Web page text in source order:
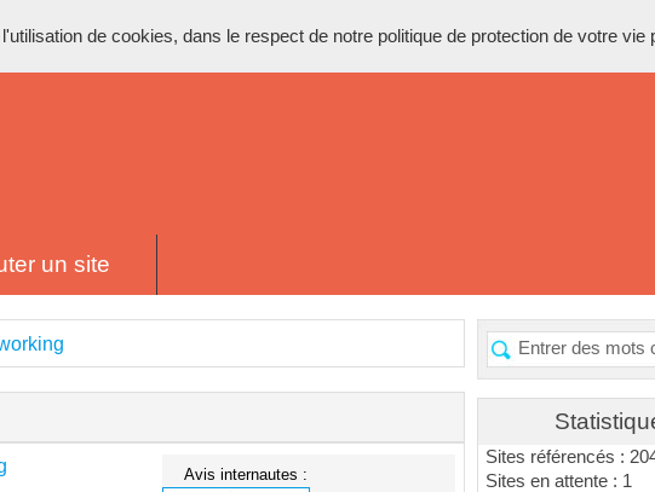
un site
Sites référencés :
Sites en attente : 1
Avis internautes :
de cookies, dans le respect de notre politique de protection de votre vie